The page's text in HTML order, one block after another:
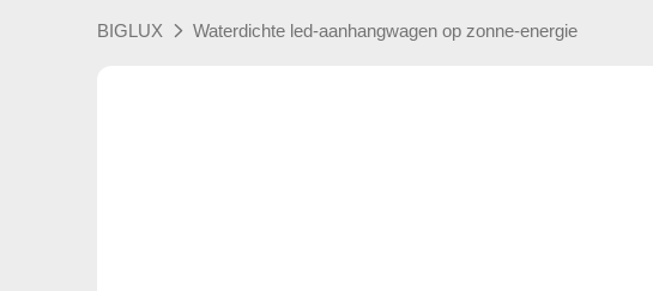
BIGLUX Waterdichte led-aanhangwagen op zonne-energie